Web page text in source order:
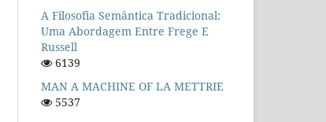
A Filosofia Semântica Tradicional:
Uma Abordagem Entre Frege E
Russell
6139
MAN A MACHINE OF LA METTRIE
5537